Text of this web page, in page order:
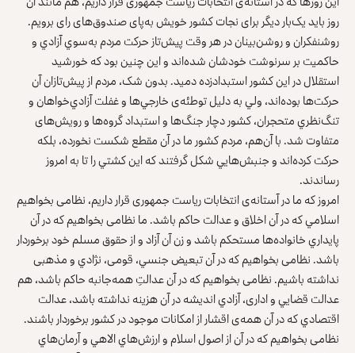
روز باید یک‌بار دیگر برای نجات کشور خویش به‌پای صندوق‌های رای برویم.
روشنفكران و روشن‌‌بينان در هر وقت پيش‌تاز حركت مردم به‌سوي آزادي و
حاكميت بر سرنوشت خودشان شد‌ه‌‌اند و اين چنين بود كه خورشيد
استقلال‌ در این کشور استبداد‌زده دميد. بدون شک، مردم از پيش‌تازان آن
حرکت‌ها بوده‌اند، ولي به دليل توطئه‌ی خارجي‌ها و غفلت آزادي‌‌خواهان و
تنگ‌‌نظري متحجران، کشور دچار جنگ‌ها و استبداد گروه‌ها و رویش‌های
متفاوت شد. با آن‌هم، مردم کشور ما در آن مقطع شكست نخورده، بلکه
حركت كرده‌‌اند و جنبش‌هايي شكل گرفتند که این كشتي را تا به امروز
رساندند.
امروز که ما در آستانه‌ی انتخابات ریاست جمهوری قرار داریم، نظامی ‌بخواهيم
اسلامي كه در آن اخلاق و عدالت حاكم باشد. ما نظامی بخواهيم كه در آن
پايداري خانواده‌ها مستحكم باشد و زن آن آزاد و از حقوق مسلم خود برخوردار
باشد. نظامی بخواهيم كه در آن تبعيض جنسي‌، قومی، نژادي و مذهبی
نداشته باشيم. نظامی بخواهيم که در آن عدالتِ همه‌جانبه حاكم باشد، هم
عدالت قضايي و اداری، آزادي انديشه در آن هزينه نداشته باشد، عدالت
اقتصادي كه در آن همه‌ی اقشار از امكانات موجود در كشور برخوردار باشند.
نظامی بخواهيم كه در آن از اصول اسلام و ارزش‌هاي الاهي و آرمان‌هاي